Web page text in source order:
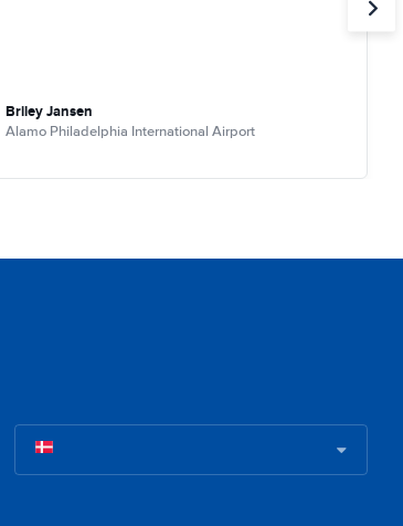
Briley Jansen
Alamo Philadelphia International Airport